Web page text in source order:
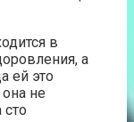
в
а
ей это
не